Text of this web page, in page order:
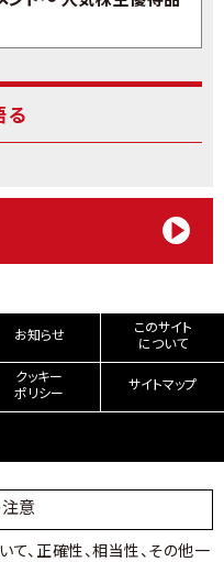
る
お知らせ
このサイト
について
クッキー
ポリシー
サイトマップ
意
、正確性、相当性、その他一